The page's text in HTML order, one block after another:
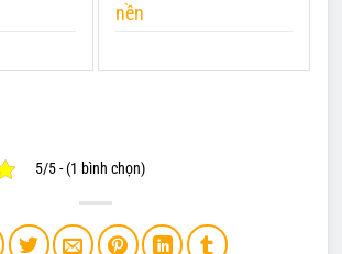
nền
5/5 - (1 bình chọn)